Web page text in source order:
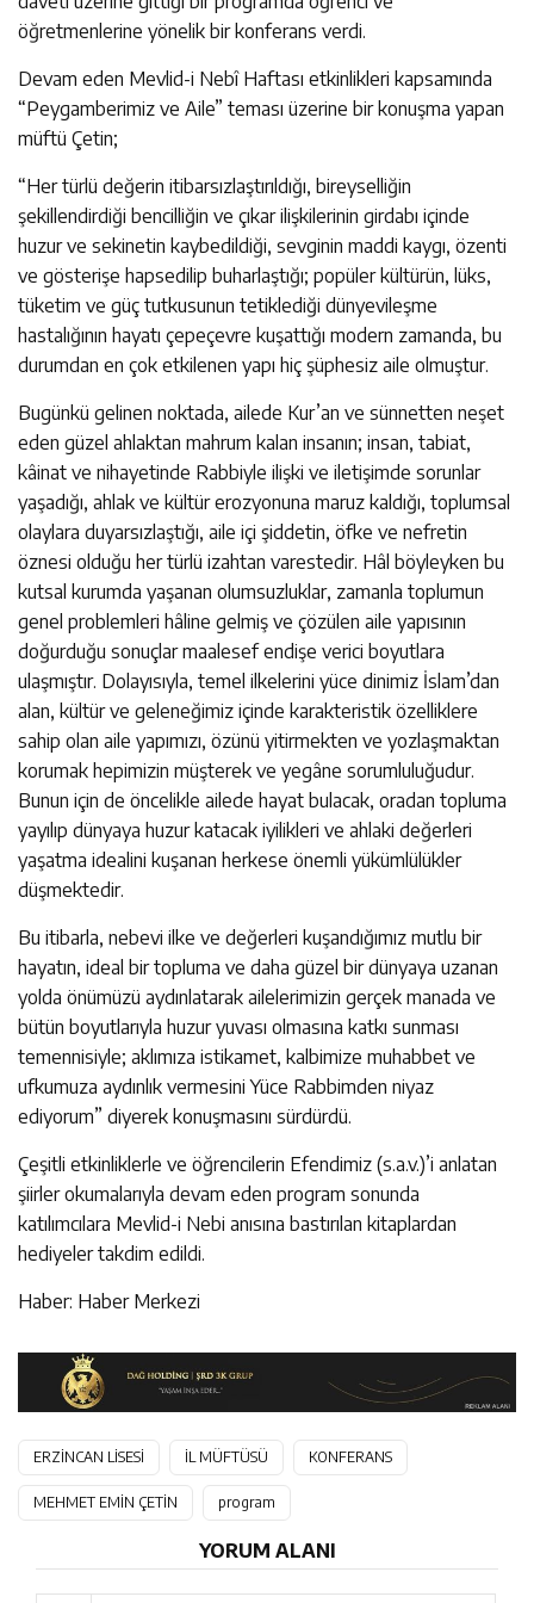
öğretmenlerine yönelik bir konferans verdi.
Devam eden Mevlid-i Nebî Haftası etkinlikleri kapsamında
“Peygamberimiz ve Aile” teması üzerine bir konuşma yapan
müftü Çetin;
“Her türlü değerin itibarsızlaştırıldığı, bireyselliğin
şekillendirdiği bencilliğin ve çıkar ilişkilerinin girdabı içinde
huzur ve sekinetin kaybedildiği, sevginin maddi kaygı, özenti
ve gösterişe hapsedilip buharlaştığı; popüler kültürün, lüks,
tüketim ve güç tutkusunun tetiklediği dünyevileşme
hastalığının hayatı çepeçevre kuşattığı modern zamanda, bu
durumdan en çok etkilenen yapı hiç şüphesiz aile olmuştur.
Bugünkü gelinen noktada, ailede Kur’an ve sünnetten neşet
eden güzel ahlaktan mahrum kalan insanın; insan, tabiat,
kâinat ve nihayetinde Rabbiyle ilişki ve iletişimde sorunlar
yaşadığı, ahlak ve kültür erozyonuna maruz kaldığı, toplumsal
olaylara duyarsızlaştığı, aile içi şiddetin, öfke ve nefretin
öznesi olduğu her türlü izahtan varestedir. Hâl böyleyken bu
kutsal kurumda yaşanan olumsuzluklar, zamanla toplumun
genel problemleri hâline gelmiş ve çözülen aile yapısının
doğurduğu sonuçlar maalesef endişe verici boyutlara
ulaşmıştır. Dolayısıyla, temel ilkelerini yüce dinimiz İslam’dan
alan, kültür ve geleneğimiz içinde karakteristik özelliklere
sahip olan aile yapımızı, özünü yitirmekten ve yozlaşmaktan
korumak hepimizin müşterek ve yegâne sorumluluğudur.
Bunun için de öncelikle ailede hayat bulacak, oradan topluma
yayılıp dünyaya huzur katacak iyilikleri ve ahlaki değerleri
yaşatma idealini kuşanan herkese önemli yükümlülükler
düşmektedir.
Bu itibarla, nebevi ilke ve değerleri kuşandığımız mutlu bir
hayatın, ideal bir topluma ve daha güzel bir dünyaya uzanan
yolda önümüzü aydınlatarak ailelerimizin gerçek manada ve
bütün boyutlarıyla huzur yuvası olmasına katkı sunması
temennisiyle; aklımıza istikamet, kalbimize muhabbet ve
ufkumuza aydınlık vermesini Yüce Rabbimden niyaz
ediyorum” diyerek konuşmasını sürdürdü.
Çeşitli etkinliklerle ve öğrencilerin Efendimiz (s.a.v.)’i anlatan
şiirler okumalarıyla devam eden program sonunda
katılımcılara Mevlid-i Nebi anısına bastırılan kitaplardan
hediyeler takdim edildi.
Haber: Haber Merkezi
ERZİNCAN LİSESİ İL MÜFTÜSÜ KONFERANS
MEHMET EMİN ÇETİN program
YORUM ALANI